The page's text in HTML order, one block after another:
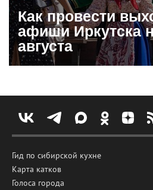
Как провести
афиши Иркутска
августа
Гид по сибирской кухне
Карта катков
Голоса города